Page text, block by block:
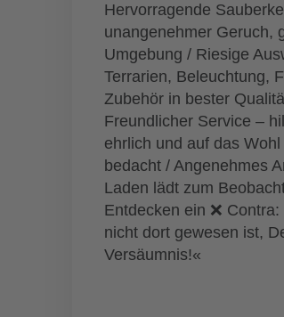
Hervorragende
unangenehmer Geruch,
Umgebung / Riesige
Terrarien, Beleuchtung,
Zubehör in bester
Freundlicher Service –
ehrlich und auf das Wohl
bedacht / Angenehmes
Laden lädt zum
Entdecken ein ❌
nicht dort gewesen ist,
Versäumnis!«